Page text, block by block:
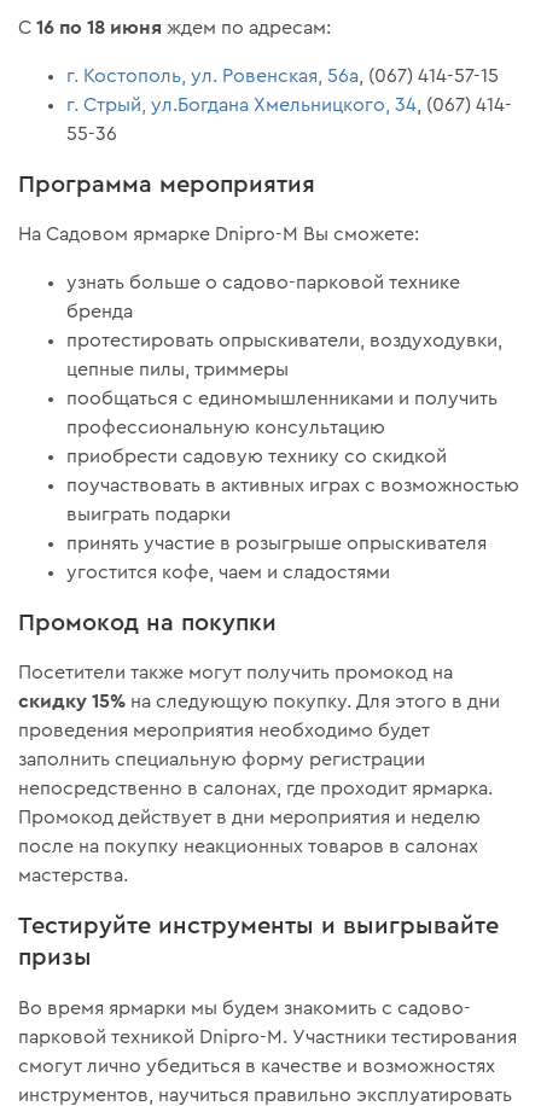
С16 по 18 июня ждем по адресам:
г. Костополь, ул. Ровенская, 56а , (067) 414-57-15
г. Стрый, ул.Богдана Хмельницкого, 34 , (067) 414-
55-36
Программа мероприятия
На Садовом ярмарке Dnipro-M Вы сможете:
узнать больше о садово-парковой технике
бренда
протестировать опрыскиватели, воздуходувки,
цепные пилы, триммеры
пообщаться с единомышленниками и получить
профессиональную консультацию
приобрести садовую технику со скидкой
поучаствовать в активных играх с возможностью
выиграть подарки
принять участие в розыгрыше опрыскивателя
угостится кофе, чаем и сладостями
Промокод на покупки
Посетители также могут получить промокод на
скидку 15% на следующую покупку. Для этого в дни
проведения мероприятия необходимо будет
заполнить специальную форму регистрации
непосредственно в салонах, где проходит ярмарка.
Промокод действует в дни мероприятия и неделю
после на покупку неакционных товаров в салонах
мастерства.
Тестируйте инструменты и выигрывайте
призы
Во время ярмарки мы будем знакомить с садово-
парковой техникой Dnipro-M. Участники тестирования
смогут лично убедиться в качестве и возможностях
инструментов, научиться правильно эксплуатировать